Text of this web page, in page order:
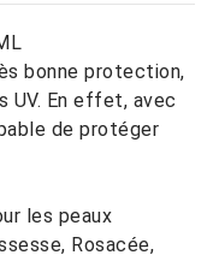
bonne protection,
En effet, avec
de protéger
les peaux
Rosacée,